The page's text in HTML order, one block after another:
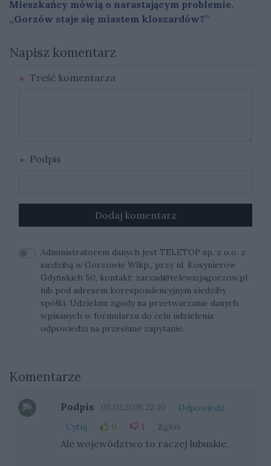
Mieszkańcy mówią o narastającym problemie.
„Gorzów staje się miastem kloszardów?”
Napisz komentarz
Treść komentarza
Podpis
Dodaj komentarz
Administratorem danych jest TELETOP sp. z o.o. z
siedzibą w Gorzowie Wlkp., przy ul. Kosynierów
Gdyńskich 50, kontakt: zarzad@telewizjagorzow.pl
lub pod adresem korespondencyjnym siedziby
spółki. Udzielam zgody na przetwarzanie danych
wpisanych w formularzu do celu udzielenia
odpowiedzi na przesłane zapytanie.
Komentarze
Podpis 05.02.2026 22:10
Odpowiedz
Cytuj
0 1 Zgłoś
Ale województwo to raczej lubuskie.